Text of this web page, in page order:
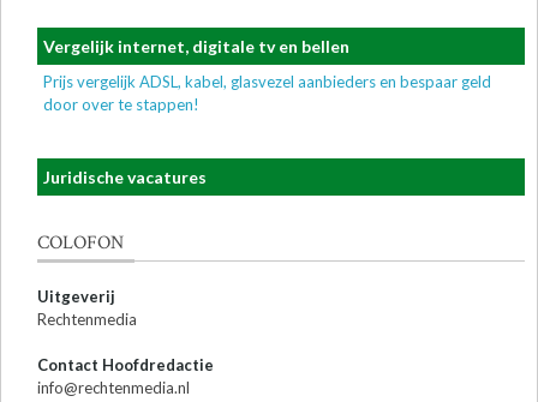
Vergelijk internet, digitale tv en bellen
Prijs vergelijk ADSL, kabel, glasvezel aanbieders en bespaar geld
door over te stappen!
Juridische vacatures
COLOFON
Uitgeverij
Rechtenmedia
Contact Hoofdredactie
info@rechtenmedia.nl